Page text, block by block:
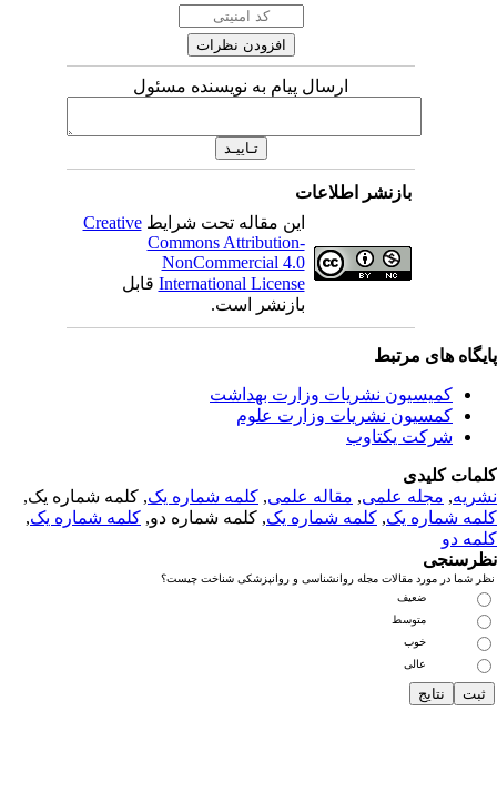
ارسال پیام به نویسنده مسئول
بازنشر اطلاعات
این مقاله تحت شرایطCreative
Commons Attribution-
NonCommercial 4.0
International Licenseقابل
بازنشر است.
های مرتبط
کمیسیون نشریات وزارت بهداشت
کمسیون نشریات وزارت علوم
شرکت یکتاوب
کلیدی
,مجله علمی, مقاله علمی, کلمه شماره یک, کلمه شماره یک,
شماره یک,کلمه شماره یک, کلمه شماره دو,کلمه شماره یک,
دو
شما در مورد مقالات مجله روانشناسی و روانپزشکی شناخت چیست؟
ضعیف
متوسط
خوب
عالی